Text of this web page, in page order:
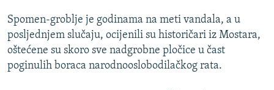
SVE KARTE DEJTONA
NASTANAK I RASPAD JUGOSLAVIJE
Spomen-groblje je godinama na meti vandala, a u
posljednjem slučaju, ocijenili su historičari iz Mostara,
oštećene su skoro sve nadgrobne pločice u čast
poginulih boraca narodnooslobodilačkog rata.